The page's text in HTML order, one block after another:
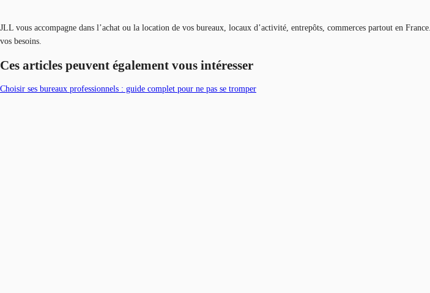
JLL vous accompagne dans l’achat ou la location de vos bureaux, locaux d’activité, entrepôts, commerces partout en France.
vos besoins.
Ces articles peuvent également vous intéresser
Choisir ses bureaux professionnels : guide complet pour ne pas se tromper